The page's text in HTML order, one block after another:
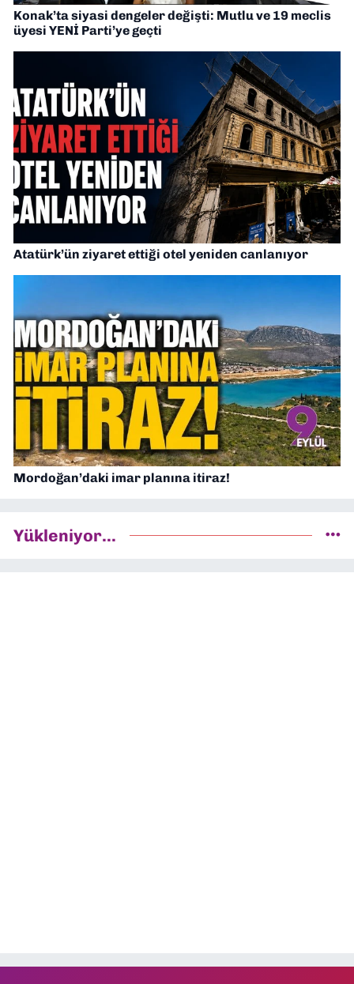
Konak’ta siyasi dengeler değişti: Mutlu ve 19 meclis
üyesi YENİ Parti’ye geçti
Atatürk’ün ziyaret ettiği otel yeniden canlanıyor
Mordoğan’daki imar planına itiraz!
Yükleniyor...